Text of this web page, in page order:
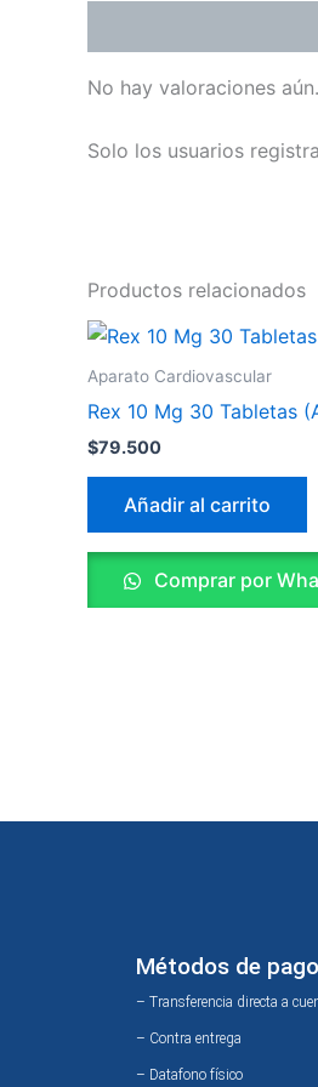
No hay valoraciones aún.
Solo los usuarios
Productos relacionados
Aparato Cardiovascular
Rex 10 Mg 30 Tabletas
$79.500
Añadir al carrito
Comprar por
Métodos de
– Transferencia directa a
– Contra entrega
– Datafono físico